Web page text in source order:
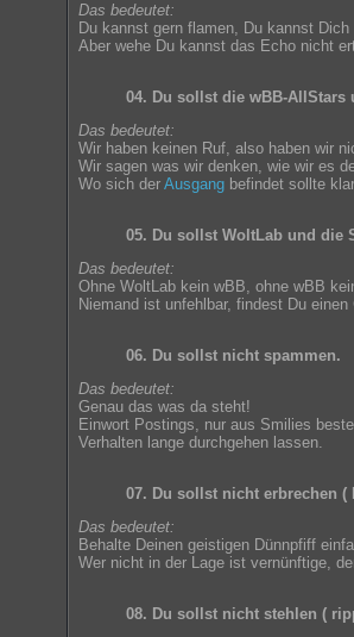
Das bedeutet:
Du kannst gern flamen, Du kannst
Aber wehe Du kannst das Echo nicht
04. Du sollst die wBB-AllStars
Das bedeutet:
Wir haben keinen Ruf, also haben wir
Wir sagen was wir denken, wie wir es
Wo sich der Ausgang befindet sollte
05. Du sollst WoltLab und die
Das bedeutet:
Ohne WoltLab kein wBB, ohne wBB
Niemand ist unfehlbar, findest Du
06. Du sollst nicht spammen.
Das bedeutet:
Genau das was da steht!
Einwort Postings, nur aus Smilies
Verhalten lange durchgehen lassen.
07. Du sollst nicht erbrechen (
Das bedeutet:
Behalte Deinen geistigen Dünnpfiff
Wer nicht in der Lage ist vernünftige,
08. Du sollst nicht stehlen (